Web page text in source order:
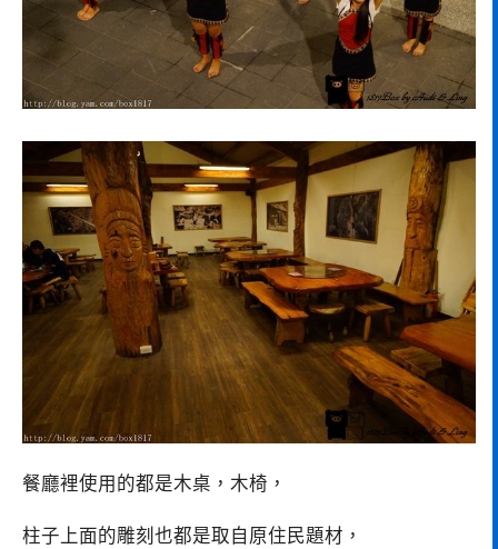
餐廳裡使用的都是木桌，木椅，
柱子上面的雕刻也都是取自原住民題材，